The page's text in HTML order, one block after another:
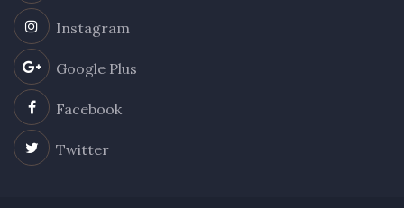
Instagram
Google Plus
Facebook
Twitter